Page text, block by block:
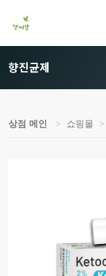
향진균제
상점 메인 쇼핑몰